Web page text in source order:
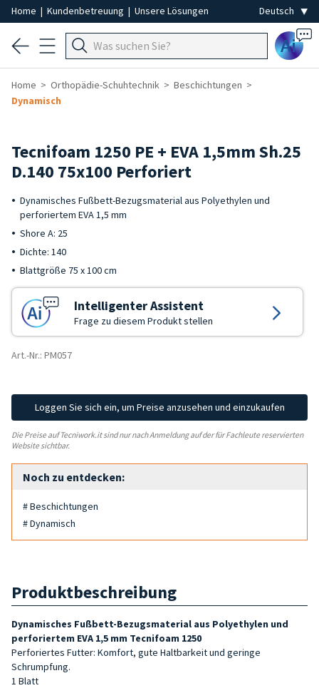
Home | Kundenbetreuung | Unsere Lösungen
Ai
Home Orthopädie-Schuhtechnik
Beschichtungen
Dynamisch
Tecnifoam 1250 PE + EVA 1,5mm Sh.25
D.140 75x100 Perforiert
Dynamisches Fußbett-Bezugsmaterial aus Polyethylen und
perforiertem EVA 1,5 mm
Shore A: 25
Dichte: 140
Blattgröße 75 x 100 cm
Intelligenter Assistent
Frage zu diesem Produkt stellen
Art.-Nr.: PM057
Loggen Sie sich ein, um Preise anzusehen und einzukaufen
Die Preise auf Tecniwork.it sind nur nach Anmeldung auf der für Fachleute reservierten
Website sichtbar.
Noch zu entdecken:
# Beschichtungen
# Dynamisch
Produktbeschreibung
Dynamisches Fußbett-Bezugsmaterial aus Polyethylen und
perforiertem EVA 1,5 mm Tecnifoam 1250
Perforiertes Futter: Komfort, gute Haltbarkeit und geringe
Schrumpfung.
1 Blatt